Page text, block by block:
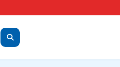
Display the search form